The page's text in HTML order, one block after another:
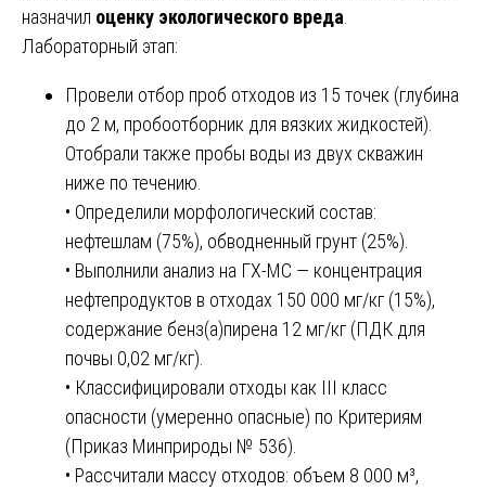
назначил оценку экологического вреда
Лабораторный этап:
Провели отбор проб отходов из 15 точек (глубина
до 2 м, пробоотборник для вязких жидкостей).
Отобрали также пробы воды из двух скважин
ниже по течению.
• Определили морфологический состав:
нефтешлам (75%), обводненный грунт (25%).
• Выполнили анализ на ГХ-МС — концентрация
нефтепродуктов в отходах 150 000 мг/кг (15%),
содержание бенз(а)пирена 12 мг/кг (ПДК для
почвы 0,02 мг/кг).
• Классифицировали отходы как III класс
опасности (умеренно опасные) по Критериям
(Приказ Минприроды № 536).
• Рассчитали массу отходов: объем 8 000 м³,